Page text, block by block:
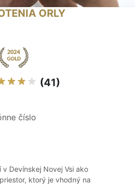
ORLY
(41)
číslo
v Devínskej Novej Vsi ako
ktorý je vhodný na